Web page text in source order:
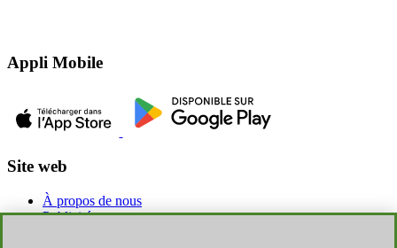
Appli Mobile
Site web
À propos de nous
Publicité